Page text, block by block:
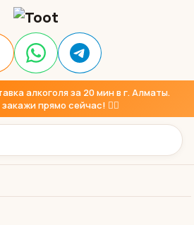
алкоголя за 20 мин в г. Алматы.
прямо сейчас! 👇🏼